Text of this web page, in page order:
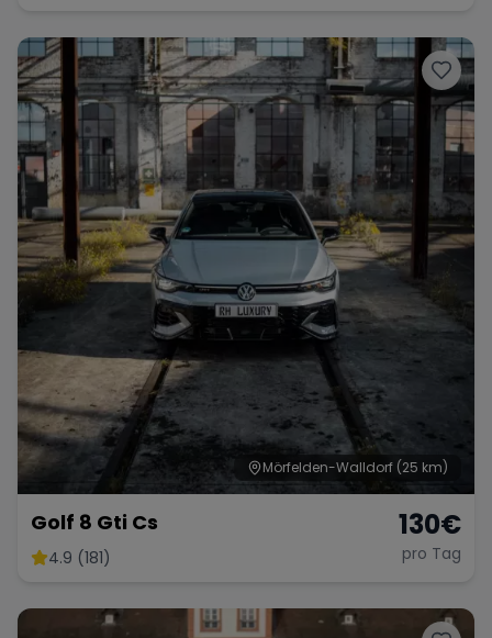
Mörfelden-Walldorf (25 km)
Golf 8 Gti Cs
4.9 (181)
130€
pro Tag